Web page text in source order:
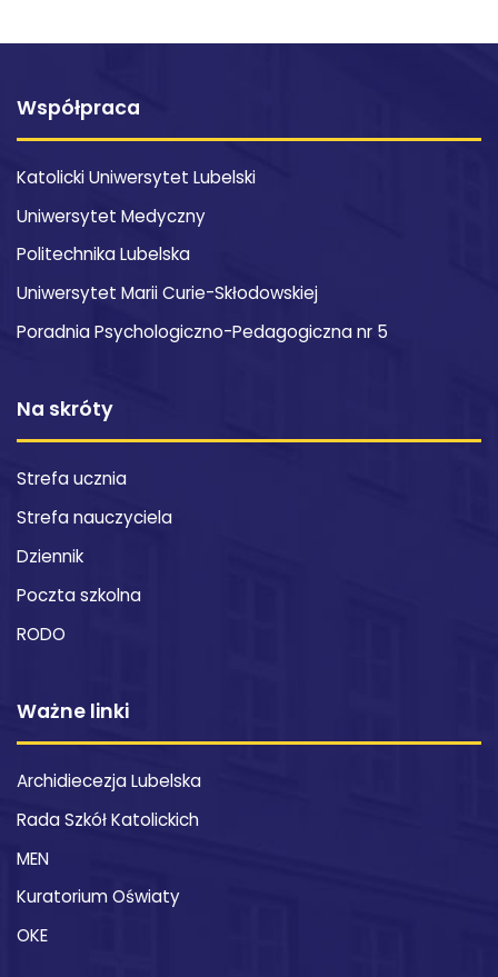
Współpraca
Katolicki Uniwersytet Lubelski
Uniwersytet Medyczny
Politechnika Lubelska
Uniwersytet Marii Curie-Skłodowskiej
Poradnia Psychologiczno-Pedagogiczna nr 5
Na skróty
Strefa ucznia
Strefa nauczyciela
Dziennik
Poczta szkolna
RODO
Ważne linki
Archidiecezja Lubelska
Rada Szkół Katolickich
MEN
Kuratorium Oświaty
OKE